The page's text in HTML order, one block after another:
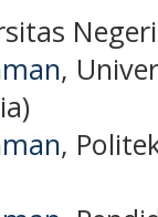
,
,